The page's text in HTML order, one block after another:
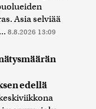
Asia selviää
8.8.2026 13:09
edellä